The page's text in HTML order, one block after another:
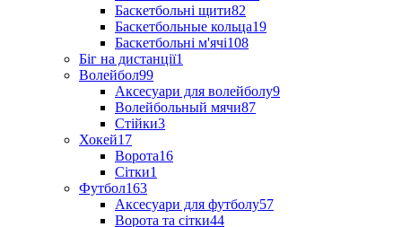
Баскетбольні щити82
Баскетбольные кольца19
Баскетбольні м'ячі108
Біг на дистанції1
Волейбол99
Аксесуари для волейболу9
Волейбольный мячи87
Стійки3
Хокей17
Ворота16
Сітки1
Футбол163
Аксесуари для футболу57
Ворота та сітки44